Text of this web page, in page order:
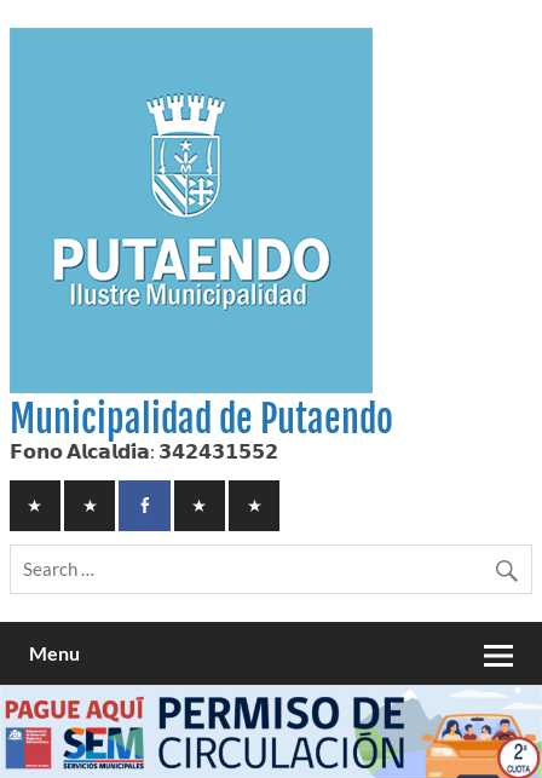
to
Municipalidad de Putaendo
𝗙𝗼𝗻𝗼 𝗔𝗹𝗰𝗮𝗹𝗱𝗶́𝗮: 𝟯𝟰𝟮𝟰𝟯𝟭𝟱𝟱𝟮
Menu